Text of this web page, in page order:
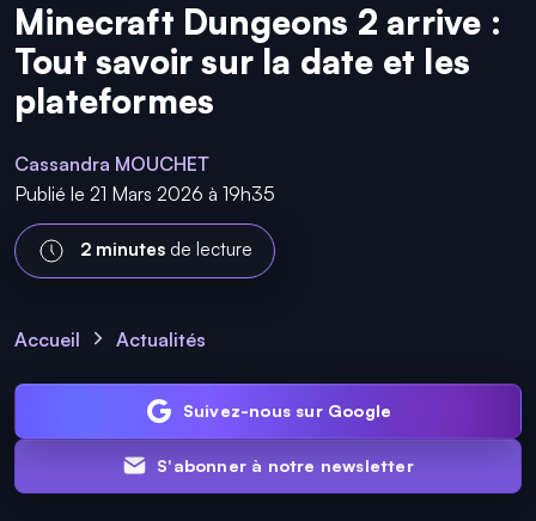
Minecraft Dungeons 2 arrive :
Tout savoir sur la date et les
plateformes
Cassandra MOUCHET
Publié le 21 Mars 2026 à 19h35
2 minutes de lecture
Accueil Actualités
Suivez-nous sur Google
S'abonner à notre newsletter